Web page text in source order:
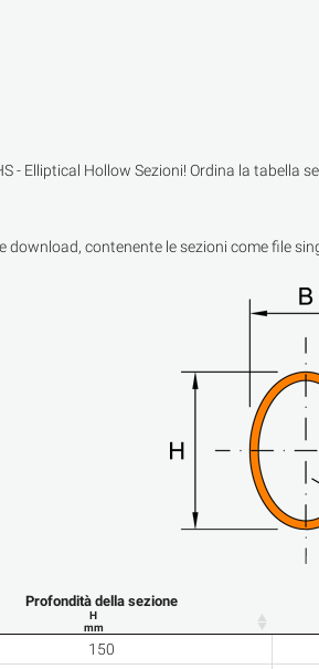
- Elliptical Hollow Sezioni! Ordina la
contenente le sezioni come file
Profondità della sezione
H
mm
150